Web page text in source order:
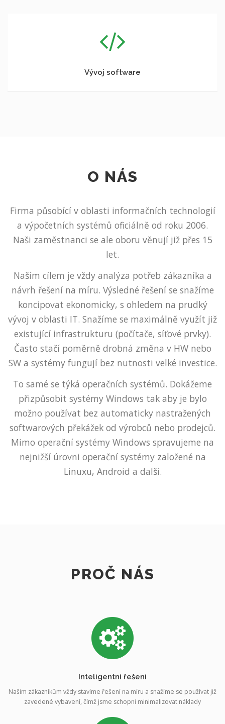
Vývoj software
O NÁS
Firma působící v oblasti informačních technologií
a výpočetních systémů oficiálně od roku 2006.
Naši zaměstnanci se ale oboru věnují již přes 15
let.
Naším cílem je vždy analýza potřeb zákazníka a
návrh řešení na míru. Výsledné řešení se snažíme
koncipovat ekonomicky, s ohledem na prudký
vývoj v oblasti IT. Snažíme se maximálně využít již
existující infrastrukturu (počítače, síťové prvky).
Často stačí poměrně drobná změna v HW nebo
SW a systémy fungují bez nutnosti velké investice.
To samé se týká operačních systémů. Dokážeme
přizpůsobit systémy Windows tak aby je bylo
možno používat bez automaticky nastražených
softwarových překážek od výrobců nebo prodejců.
Mimo operační systémy Windows spravujeme na
nejnižší úrovni operační systémy založené na
Linuxu, Android a další.
PROČ NÁS
Inteligentní řešení
Našim zákazníkům vždy stavíme řešení na míru a snažíme se používat již
zavedené vybavení, čímž jsme schopni minimalizovat náklady